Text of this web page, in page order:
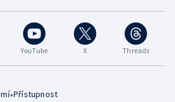
YouTube X Threads
•Přístupnost